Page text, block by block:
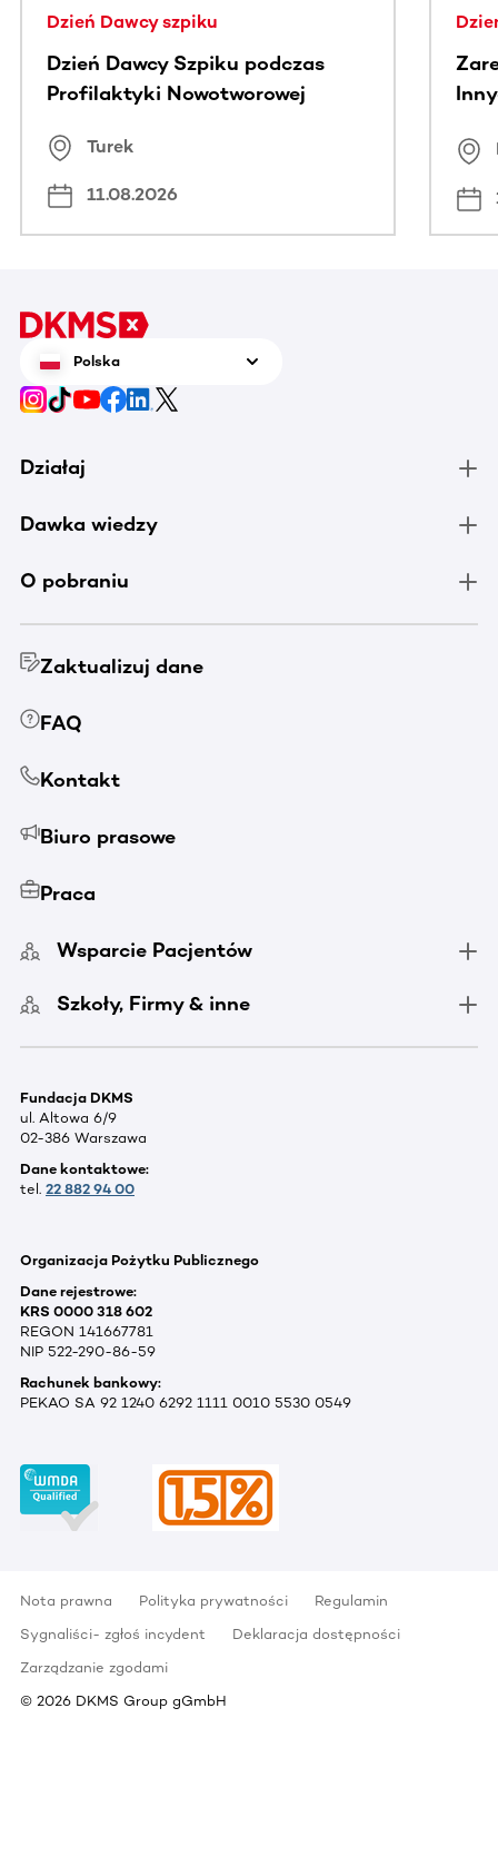
Dzień Dawcy szpiku
Dzień Dawcy Szpiku podczas
Profilaktyki Nowotworowej
Turek
11.08.2026
Polska
Działaj
Dawka wiedzy
O pobraniu
Zaktualizuj dane
FAQ
Kontakt
Biuro prasowe
Praca
Wsparcie Pacjentów
Szkoły, Firmy & inne
Fundacja DKMS
ul. Altowa 6/9
02-386 Warszawa
Dane kontaktowe:
tel. 22 882 94 00
Organizacja Pożytku Publicznego
Dane rejestrowe:
KRS 0000 318 602
REGON 141667781
NIP 522-290-86-59
Rachunek bankowy:
PEKAO SA 92 1240 6292 1111 0010 5530 0549
Nota prawna Polityka prywatności
Regulamin
Sygnaliści- zgłoś incydent
Deklaracja dostępności
Zarządzanie zgodami
© 2026 DKMS Group gGmbH